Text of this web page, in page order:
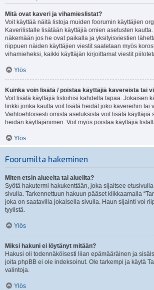
Mitä ovat kaveri ja vihamieslistat?
Voit käyttää näitä listoja muiden foorumin käyttäjien
Kaverilistalle lisätään käyttäjiä omien asetusten
näkemään jos he ovat paikalla ja yksityisviestien
riippuen näiden käyttäjien viestit saatetaan myös
vihamieheksi, kaikki käyttäjän kirjoittamat viestit
Ylös
Kuinka voin lisätä / poistaa käyttäjiä kavereista tai
Voit lisätä käyttäjiä listoihisi kahdella tapaa. Jokaisen
linkki jonka kautta voit lisätä heidät joko kavereihin tai
Vaihtoehtoisesti omista asetuksista voit lisätä käyttäjiä
heidän käyttäjänimen. Voit myös poistaa käyttäjiä
Ylös
Foorumilta hakeminen
Miten etsin alueelta tai alueilta?
Syötä hakutermi hakukenttään, joka sijaitsee
sivulla. Tarkennettuun hakuun pääset klikkaamalla
joka on saatavilla jokaisella sivulla. Haun sijainti voi
tyylistä.
Ylös
Miksi hakuni ei löytänyt mitään?
Hakusi oli todennäköisesti liian epämääräinen ja
joita phpBB ei ole indeksoinut. Ole tarkempi ja käytä
valintoja.
Ylös